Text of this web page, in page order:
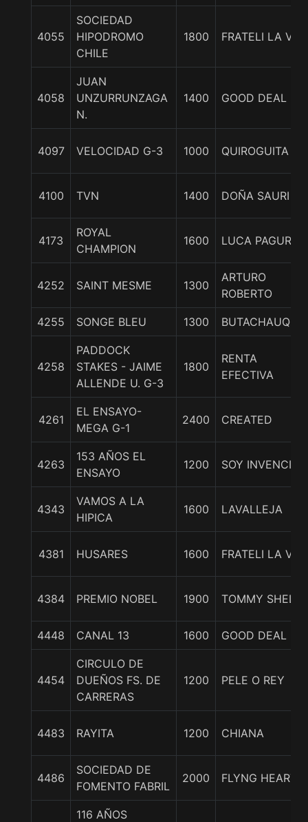
4055
SOCIEDAD
HIPODROMO
CHILE
1800 FRATELI LA
4058
JUAN
UNZURRUNZAGA
N.
1400 GOOD DEAL
4097 VELOCIDAD G-3 1000 QUIROGUITA
4100 TVN 1400 DOÑA SAURI
4173
ROYAL
CHAMPION
1600 LUCA PAGURO
4252 SAINT MESME 1300
ARTURO
ROBERTO
4255 SONGE BLEU 1300
4258
PADDOCK
STAKES - JAIME
ALLENDE U. G-3
1800
RENTA
EFECTIVA
4261
EL ENSAYO-
MEGA G-1
2400 CREATED
4263
153 AÑOS EL
ENSAYO
1200 SOY
4343
VAMOS A LA
HIPICA
1600 LAVALLEJA
4381 HUSARES 1600 FRATELI LA
4384 PREMIO NOBEL 1900 TOMMY
4448 CANAL 13 1600 GOOD DEAL
4454
CIRCULO DE
DUEÑOS FS. DE
CARRERAS
1200 PELE O REY
4483 RAYITA 1200 CHIANA
4486
SOCIEDAD DE
FOMENTO FABRIL
2000 FLYNG HEARTS
116 AÑOS